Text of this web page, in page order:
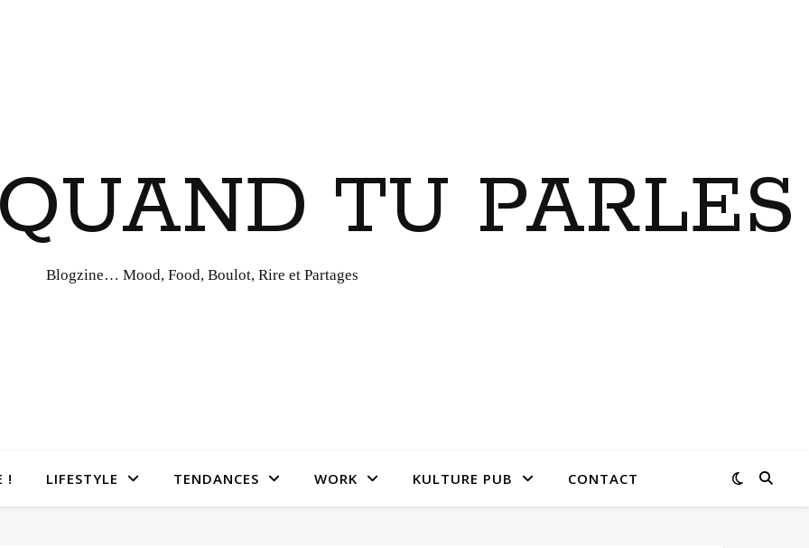
TU PARLES
Blogzine… Mood, Food, Boulot, Rire et Partages
! LIFESTYLE TENDANCES WORK KULTURE PUB CONTACT